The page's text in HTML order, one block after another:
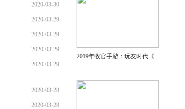
2020-03-30
2020-03-29
2020-03-29
2020-03-29
2020-03-29
2020-03-28
2020-03-28
2019年收官手游：玩友时代《